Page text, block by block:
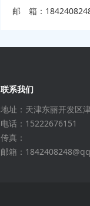
邮 箱：
联系我们
地址：天津东丽开发区
电话：15222676151
传真：
邮箱：